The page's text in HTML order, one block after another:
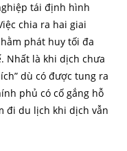
tái định hình
chia ra hai giai
phát huy tối đa
Nhất là khi dịch chưa
dù có được tung ra
phủ có cố gắng hỗ
đi du lịch khi dịch vẫn